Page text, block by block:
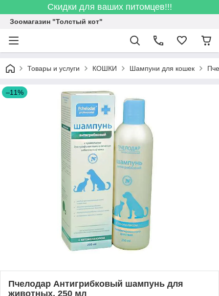
Скидки для ваших питомцев!!!
Зоомагазин "Толстый кот"
Товары и услуги КОШКИ Шампуни для кошек
–11%
Пчелодар Антигрибковый шампунь для
животных, 250 мл